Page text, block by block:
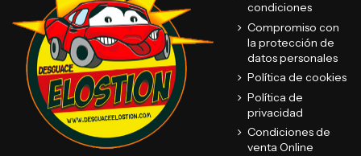
condiciones
Compromiso con
la protección de
datos personales
Política de cookies
Política de
privacidad
Condiciones de
venta Online